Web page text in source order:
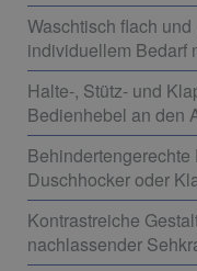
Waschtisch flach
individuellem Bedarf
Halte-, Stütz- und
Bedienhebel an den
Duschhocker oder
Kontrastreiche
nachlassender